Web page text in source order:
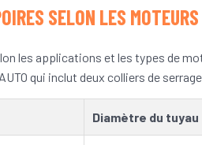
SELON LES MOTEURS
les applications et les types de
qui inclut deux colliers de
Diamètre du tuyau